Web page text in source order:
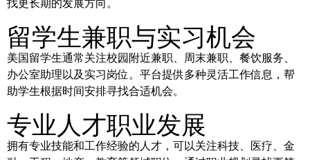
找更长期的发展方向。
留学生兼职与实习机会
美国留学生通常关注校园附近兼职、周末兼职、餐饮服务、
办公室助理以及实习岗位。平台提供多种灵活工作信息，帮
助学生根据时间安排寻找合适机会。
专业人才职业发展
拥有专业技能和工作经验的人才，可以关注科技、医疗、金